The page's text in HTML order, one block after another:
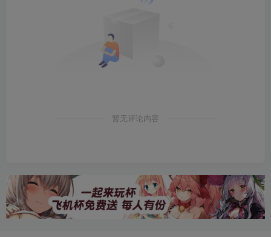
暂无评论内容